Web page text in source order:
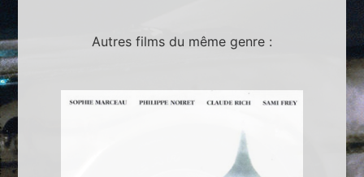
Autres films du même genre :